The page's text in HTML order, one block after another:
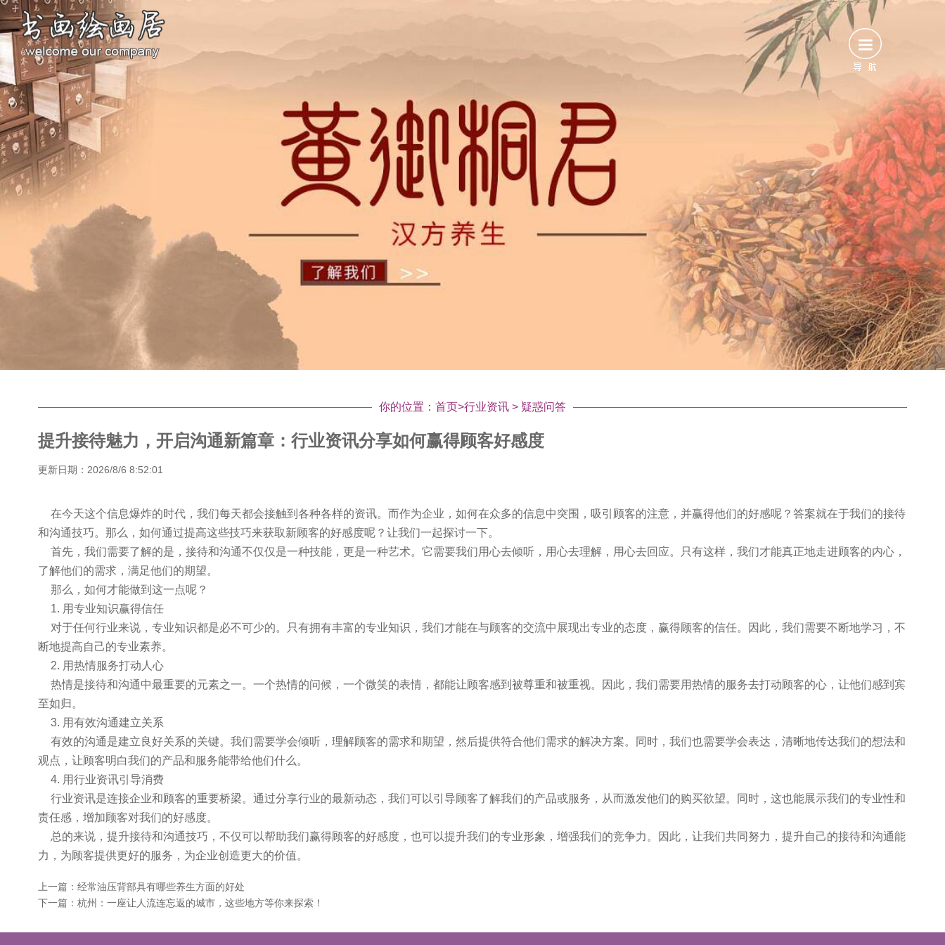
你的位置： 首页>行业资讯 > 疑惑问答
提升接待魅力，开启沟通新篇章：行业资讯分享如何赢得顾客好感度
更新日期：2026/8/6 8:52:01
在今天这个信息爆炸的时代，我们每天都会接触到各种各样的资讯。而作为企业，如何在众多的信息中突围，吸引顾客的注意，并赢得他们的好感呢？答案就在于我们的接待
和沟通技巧。那么，如何通过提高这些技巧来获取新顾客的好感度呢？让我们一起探讨一下。
首先，我们需要了解的是，接待和沟通不仅仅是一种技能，更是一种艺术。它需要我们用心去倾听，用心去理解，用心去回应。只有这样，我们才能真正地走进顾客的内心，
了解他们的需求，满足他们的期望。
那么，如何才能做到这一点呢？
1. 用专业知识赢得信任
对于任何行业来说，专业知识都是必不可少的。只有拥有丰富的专业知识，我们才能在与顾客的交流中展现出专业的态度，赢得顾客的信任。因此，我们需要不断地学习，不
断地提高自己的专业素养。
2. 用热情服务打动人心
热情是接待和沟通中最重要的元素之一。一个热情的问候，一个微笑的表情，都能让顾客感到被尊重和被重视。因此，我们需要用热情的服务去打动顾客的心，让他们感到宾
至如归。
3. 用有效沟通建立关系
有效的沟通是建立良好关系的关键。我们需要学会倾听，理解顾客的需求和期望，然后提供符合他们需求的解决方案。同时，我们也需要学会表达，清晰地传达我们的想法和
观点，让顾客明白我们的产品和服务能带给他们什么。
4. 用行业资讯引导消费
行业资讯是连接企业和顾客的重要桥梁。通过分享行业的最新动态，我们可以引导顾客了解我们的产品或服务，从而激发他们的购买欲望。同时，这也能展示我们的专业性和
责任感，增加顾客对我们的好感度。
总的来说，提升接待和沟通技巧，不仅可以帮助我们赢得顾客的好感度，也可以提升我们的专业形象，增强我们的竞争力。因此，让我们共同努力，提升自己的接待和沟通能
力，为顾客提供更好的服务，为企业创造更大的价值。
上一篇： 经常油压背部具有哪些养生方面的好处
下一篇： 杭州：一座让人流连忘返的城市，这些地方等你来探索！